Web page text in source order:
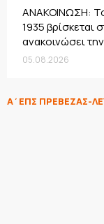
ΑΝΑΚΟΙΝΩΣΗ: Το
1935 βρίσκεται
ανακοινώσει
05.08.2026
Α΄ΕΠΣ ΠΡΕΒΕΖΑΣ-